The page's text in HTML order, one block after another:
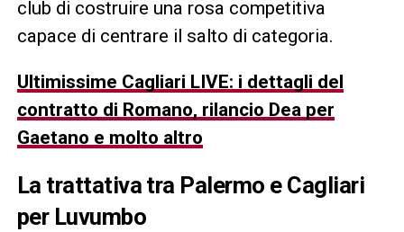
club di costruire una rosa competitiva
capace di centrare il salto di categoria.
Ultimissime Cagliari LIVE: i dettagli del
contratto di Romano, rilancio Dea per
Gaetano e molto altro
La trattativa tra Palermo e Cagliari
per Luvumbo